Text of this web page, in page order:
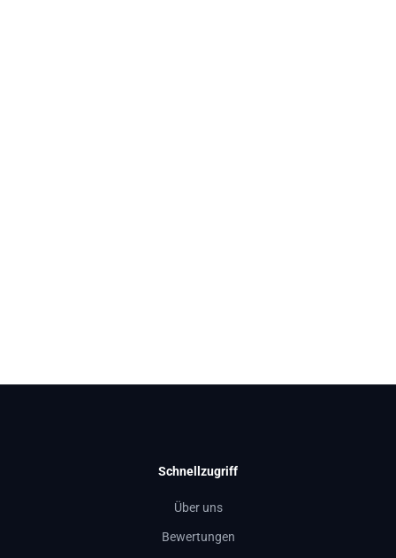
Schnellzugriff
Über uns
Bewertungen